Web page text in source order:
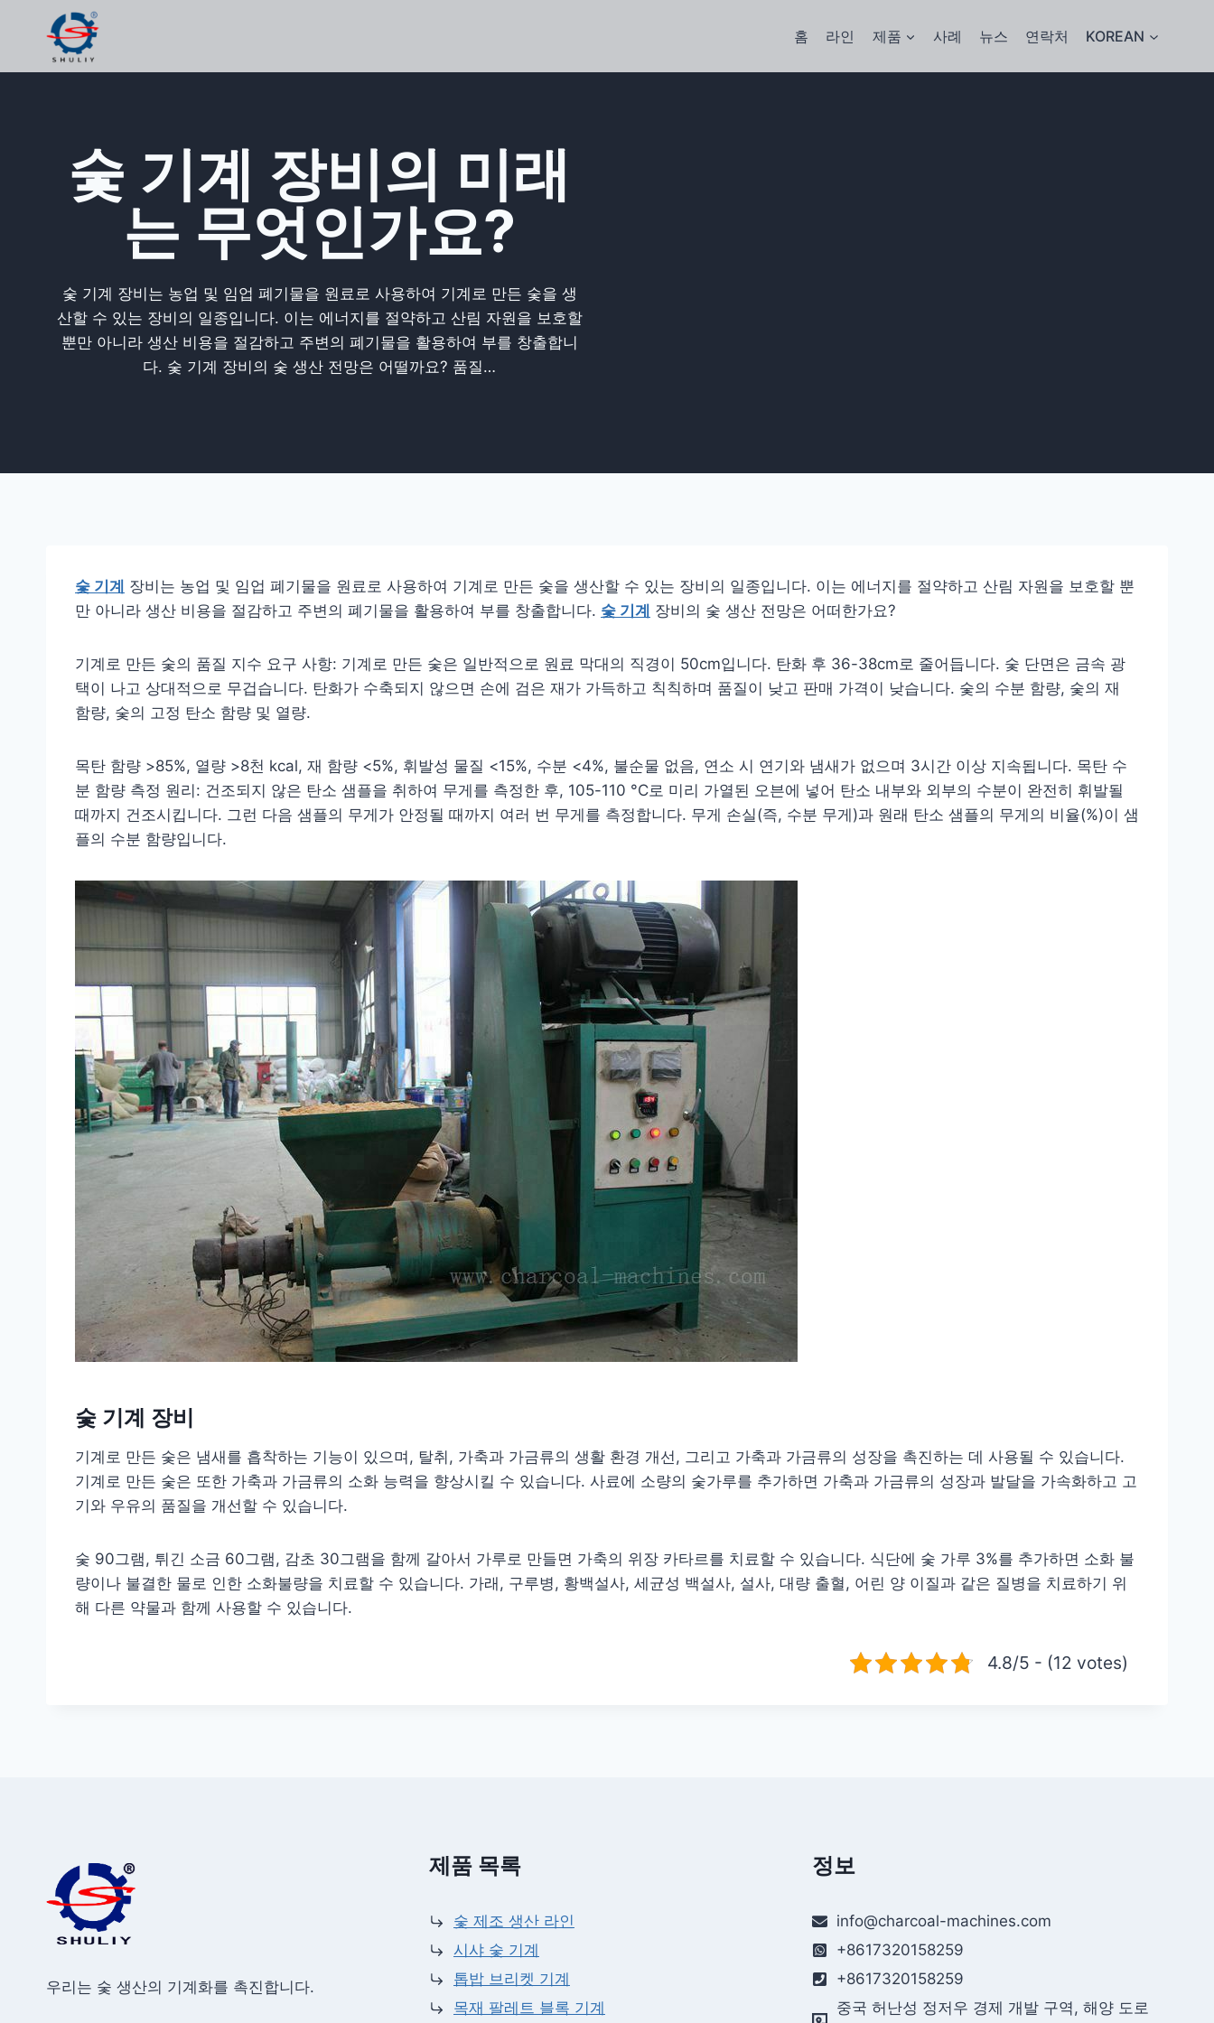
content
홈 라인 제품 사례 뉴스 연락처 KOREAN
숯 기계 장비의 미래
는 무엇인가요?
숯 기계 장비는 농업 및 임업 폐기물을 원료로 사용하여 기계로 만든 숯을 생
산할 수 있는 장비의 일종입니다. 이는 에너지를 절약하고 산림 자원을 보호할
뿐만 아니라 생산 비용을 절감하고 주변의 폐기물을 활용하여 부를 창출합니
다. 숯 기계 장비의 숯 생산 전망은 어떨까요? 품질…
숯 기계 장비는 농업 및 임업 폐기물을 원료로 사용하여 기계로 만든 숯을 생산할 수 있는 장비의 일종입니다. 이는 에너지를 절약하고 산림 자원을 보호할 뿐
만 아니라 생산 비용을 절감하고 주변의 폐기물을 활용하여 부를 창출합니다. 숯 기계 장비의 숯 생산 전망은 어떠한가요?
기계로 만든 숯의 품질 지수 요구 사항: 기계로 만든 숯은 일반적으로 원료 막대의 직경이 50cm입니다. 탄화 후 36-38cm로 줄어듭니다. 숯 단면은 금속 광
택이 나고 상대적으로 무겁습니다. 탄화가 수축되지 않으면 손에 검은 재가 가득하고 칙칙하며 품질이 낮고 판매 가격이 낮습니다. 숯의 수분 함량, 숯의 재
함량, 숯의 고정 탄소 함량 및 열량.
목탄 함량 >85%, 열량 >8천 kcal, 재 함량 <5%, 휘발성 물질 <15%, 수분 <4%, 불순물 없음, 연소 시 연기와 냄새가 없으며 3시간 이상 지속됩니다. 목탄 수
분 함량 측정 원리: 건조되지 않은 탄소 샘플을 취하여 무게를 측정한 후, 105-110 °C로 미리 가열된 오븐에 넣어 탄소 내부와 외부의 수분이 완전히 휘발될
때까지 건조시킵니다. 그런 다음 샘플의 무게가 안정될 때까지 여러 번 무게를 측정합니다. 무게 손실(즉, 수분 무게)과 원래 탄소 샘플의 무게의 비율(%)이 샘
플의 수분 함량입니다.
숯 기계 장비
기계로 만든 숯은 냄새를 흡착하는 기능이 있으며, 탈취, 가축과 가금류의 생활 환경 개선, 그리고 가축과 가금류의 성장을 촉진하는 데 사용될 수 있습니다.
기계로 만든 숯은 또한 가축과 가금류의 소화 능력을 향상시킬 수 있습니다. 사료에 소량의 숯가루를 추가하면 가축과 가금류의 성장과 발달을 가속화하고 고
기와 우유의 품질을 개선할 수 있습니다.
숯 90그램, 튀긴 소금 60그램, 감초 30그램을 함께 갈아서 가루로 만들면 가축의 위장 카타르를 치료할 수 있습니다. 식단에 숯 가루 3%를 추가하면 소화 불
량이나 불결한 물로 인한 소화불량을 치료할 수 있습니다. 가래, 구루병, 황백설사, 세균성 백설사, 설사, 대량 출혈, 어린 양 이질과 같은 질병을 치료하기 위
해 다른 약물과 함께 사용할 수 있습니다.
4.8/5 - (12 votes)
우리는 숯 생산의 기계화를 촉진합니다.
제품 목록
숯 제조 생산 라인
시샤 숯 기계
톱밥 브리켓 기계
목재 팔레트 블록 기계
정보
info@charcoal-machines.com
+8617320158259
+8617320158259
중국 허난성 정저우 경제 개발 구역, 해양 도로